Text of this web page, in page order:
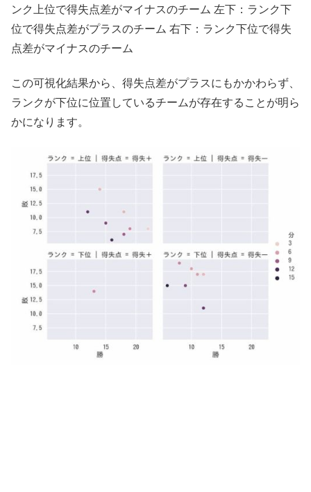
ンク上位で得失点差がマイナスのチーム 左下：ランク下
位で得失点差がプラスのチーム 右下：ランク下位で得失
点差がマイナスのチーム
この可視化結果から、得失点差がプラスにもかかわらず、
ランクが下位に位置しているチームが存在することが明ら
かになります。